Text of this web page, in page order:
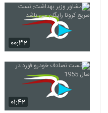
۰۰:۳۲
۰۱:۴۲